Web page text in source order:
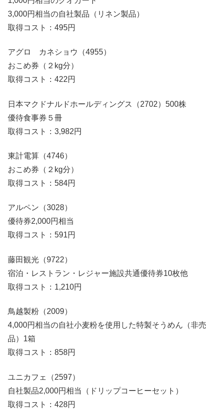
3,000円相当の自社製品（リネン製品）
取得コスト：495円
アグロ カネショウ（4955）
おこめ券（２kg分）
取得コスト：422円
日本マクドナルドホールディングス（2702）500株
優待食事券５冊
取得コスト：3,982円
東計電算（4746）
おこめ券（２kg分）
取得コスト：584円
アルペン（3028）
優待券2,000円相当
取得コスト：591円
藤田観光（9722）
宿泊・レストラン・レジャー施設共通優待券10枚他
取得コスト：1,210円
鳥越製粉（2009）
4,000円相当の自社小麦粉を使用した特製そうめん（非売
品）1箱
取得コスト：858円
ユニカフェ（2597）
自社製品2,000円相当（ドリップコーヒーセット）
取得コスト：428円